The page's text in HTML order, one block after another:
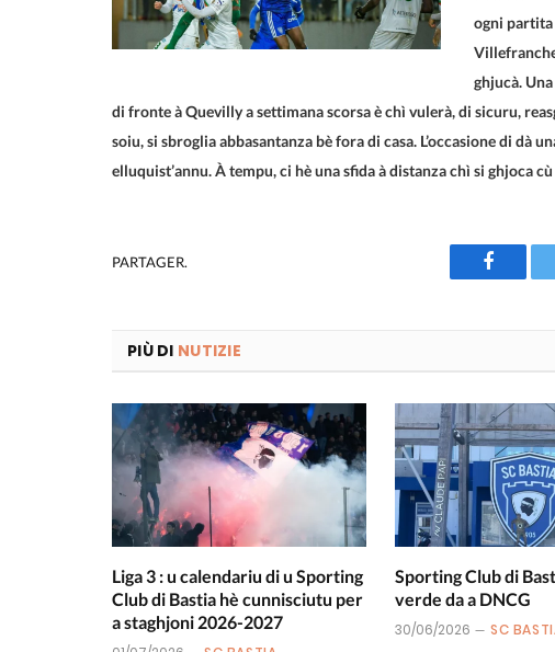
ogni partita
ghjucà.
di fronte à Quevilly a settimana scorsa è chì vulerà, di sicuru,
soiu, si sbroglia abbasantanza bè fora di casa. L’occasione di dà
elluquist’annu. À tempu, ci hè una sfida à distanza chì si ghjoca
PARTAGER.
PIÙ DI NUTIZIE
Liga 3 : u calendariu di u Sporting
Club di Bastia hè cunnisciutu per
a staghjoni 2026-2027
Sporting Club di
verde da a DNCG
30/06/2026 SC